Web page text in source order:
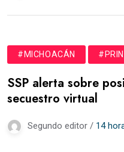
#MICHOACÁN
SSP alerta sobre
secuestro virtual
Segundo editor / 14